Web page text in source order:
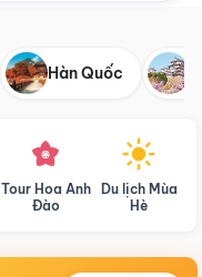
Hàn Quốc
Tour Hoa Anh
Đào
Du lịch Mùa
Hè